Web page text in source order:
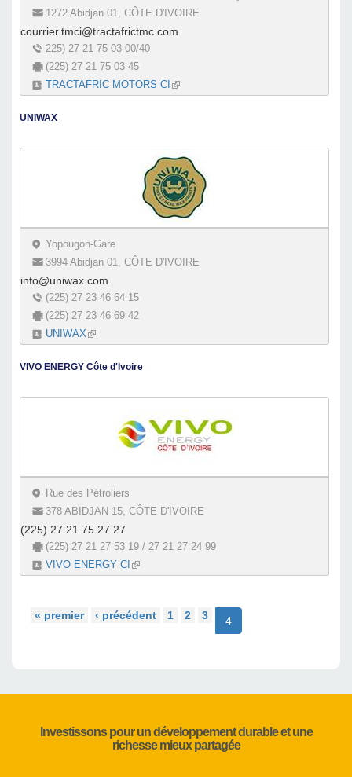
1272 Abidjan 01, CÔTE D'IVOIRE
courrier.tmci@tractafrictmc.com
225) 27 21 75 03 00/40
(225) 27 21 75 03 45
TRACTAFRIC MOTORS CI (link is external)
UNIWAX
Yopougon-Gare
3994 Abidjan 01, CÔTE D'IVOIRE
info@uniwax.com
(225) 27 23 46 64 15
(225) 27 23 46 69 42
UNIWAX (link is external)
VIVO ENERGY Côte d'Ivoire
Rue des Pétroliers
378 ABIDJAN 15, CÔTE D'IVOIRE
(225) 27 21 75 27 27
(225) 27 21 27 53 19 / 27 21 27 24 99
VIVO ENERGY CI (link is external)
« premier ‹ précédent 1 2 3 4
Investissons pour un développement durable et une
richesse mieux partagée